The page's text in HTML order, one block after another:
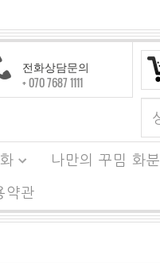
전화상담문의
+ 070 7687 1111
나만의 꾸밈 화분
약관